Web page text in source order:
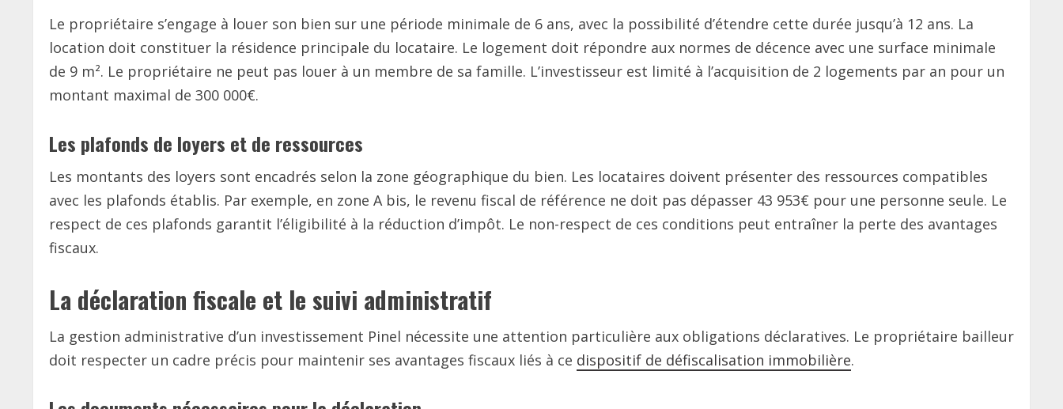
Le propriétaire s’engage à louer son bien sur une période minimale de 6 ans, avec la possibilité d’étendre cette durée jusqu’à 12 ans. La
location doit constituer la résidence principale du locataire. Le logement doit répondre aux normes de décence avec une surface minimale
de 9 m². Le propriétaire ne peut pas louer à un membre de sa famille. L’investisseur est limité à l’acquisition de 2 logements par an pour un
montant maximal de 300 000€.
Les plafonds de loyers et de ressources
Les montants des loyers sont encadrés selon la zone géographique du bien. Les locataires doivent présenter des ressources compatibles
avec les plafonds établis. Par exemple, en zone A bis, le revenu fiscal de référence ne doit pas dépasser 43 953€ pour une personne seule. Le
respect de ces plafonds garantit l’éligibilité à la réduction d’impôt. Le non-respect de ces conditions peut entraîner la perte des avantages
fiscaux.
La déclaration fiscale et le suivi administratif
La gestion administrative d’un investissement Pinel nécessite une attention particulière aux obligations déclaratives. Le propriétaire bailleur
doit respecter un cadre précis pour maintenir ses avantages fiscaux liés à ce dispositif de défiscalisation immobilière.